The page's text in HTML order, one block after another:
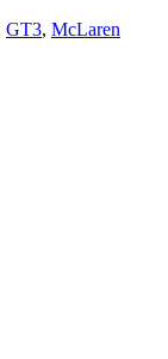
GT3, McLaren